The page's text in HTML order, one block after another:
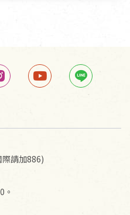
際請加886)